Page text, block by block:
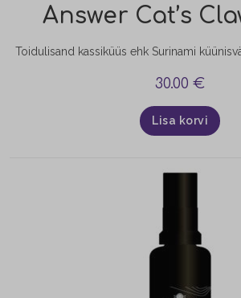
Answer Cat’s
30.00 €
Lisa korvi